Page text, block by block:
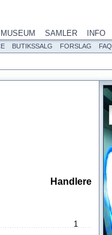
MUSEUM SAMLER INFO
BUTIKSSALG FORSLAG FAQ
Handlere
1